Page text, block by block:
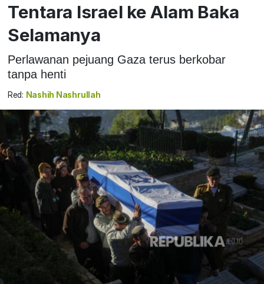
Tentara Israel ke Alam Baka
Selamanya
Perlawanan pejuang Gaza terus berkobar
tanpa henti
Red: Nashih Nashrullah